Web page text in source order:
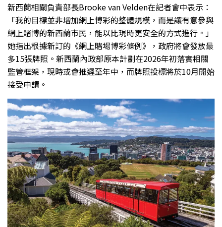
新西蘭相關負責部長Brooke van Velden在記者會中表示：
「我的目標並非增加網上博彩的整體規模，而是讓有意參與
網上賭博的新西蘭市民，能以比現時更安全的方式進行。」
她指出根據新訂的《網上賭場博彩條例》，政府將會發放最
多15張牌照。新西蘭內政部原本計劃在2026年初落實相關
監管框架，現時或會推遲至年中，而牌照投標將於10月開始
接受申請。